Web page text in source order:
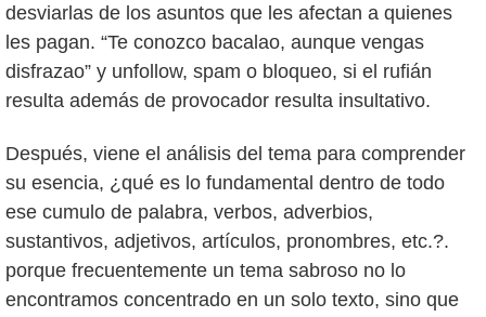
desviarlas de los asuntos que les afectan a quienes
les pagan. “Te conozco bacalao, aunque vengas
disfrazao” y unfollow, spam o bloqueo, si el rufián
resulta además de provocador resulta insultativo.
Después, viene el análisis del tema para comprender
su esencia, ¿qué es lo fundamental dentro de todo
ese cumulo de palabra, verbos, adverbios,
sustantivos, adjetivos, artículos, pronombres, etc.?.
porque frecuentemente un tema sabroso no lo
encontramos concentrado en un solo texto, sino que